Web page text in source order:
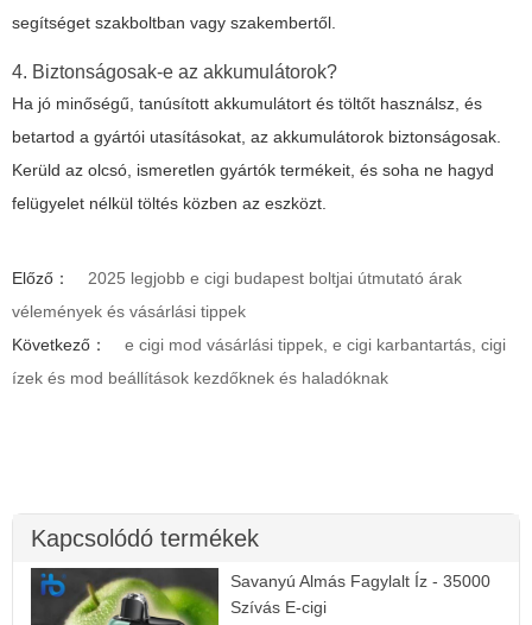
segítséget szakboltban vagy szakembertől.
4. Biztonságosak-e az akkumulátorok?
Ha jó minőségű, tanúsított akkumulátort és töltőt használsz, és
betartod a gyártói utasításokat, az akkumulátorok biztonságosak.
Kerüld az olcsó, ismeretlen gyártók termékeit, és soha ne hagyd
felügyelet nélkül töltés közben az eszközt.
Előző：
2025 legjobb e cigi budapest boltjai útmutató árak
vélemények és vásárlási tippek
Következő：
e cigi mod vásárlási tippek, e cigi karbantartás, cigi
ízek és mod beállítások kezdőknek és haladóknak
Kapcsolódó termékek
Savanyú Almás Fagylalt Íz - 35000
Szívás E-cigi